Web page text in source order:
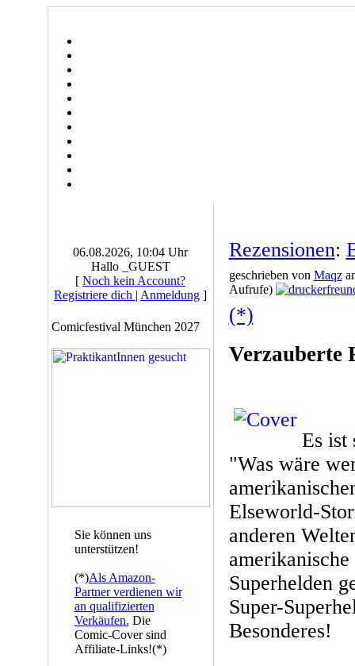
06.08.2026, 10:04 Uhr
Hallo _GUEST
[ Noch kein Account?
Registriere dich | Anmeldung ]
Comicfestival München 2027
Sie können uns
unterstützen!
(*)Als Amazon-
Partner verdienen wir
an qualifizierten
Verkäufen. Die
Comic-Cover sind
Affiliate-Links!(*)
Rezensionen:
geschrieben von Maqz
Aufrufe)
(*)
Verzauberte
Es ist
"Was wäre
Elseworld-
anderen
Superhelden
Super-
Besonderes!